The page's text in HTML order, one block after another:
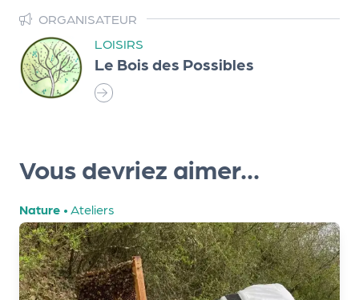
ORGANISATEUR
LOISIRS
Le Bois des Possibles
Vous devriez aimer...
Nature • Ateliers
l'
o
r
g
i
a
t
e